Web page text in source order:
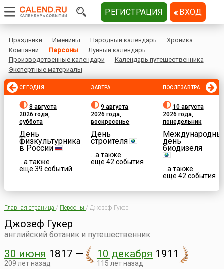
Праздники Именины Народный календарь
Хроника
Компании
Персоны
Лунный календарь
Производственные календари
Календарь путешественника
Экспертные материалы
СЕГОДНЯ
8 августа
2026 года,
суббота
День
физкультурника
в России
...а также
еще 39 событий
ЗАВТРА
9 августа
2026 года,
воскресенье
День
строителя
...а также
еще 42 события
ПОСЛЕЗАВТРА
10 августа
2026 года,
понедельник
день
биодизеля
...а также
еще 42 события
Главная страница / Персоны / Джозеф Гукер
Джозеф Гукер
английский ботаник и путешественник
30 июня 1817
209 лет назад
— 10 декабря 1911
115 лет назад
РЕГИСТРАЦИЯ ВХОД